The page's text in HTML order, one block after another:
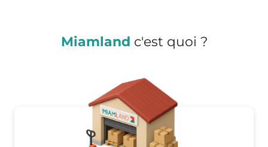
Miamland c'est quoi ?